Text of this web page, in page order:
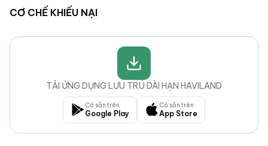
CƠ CHẾ KHIẾU NẠI
TẢI ỨNG DỤNG LƯU TRÚ DÀI HẠN HAVILAND
Có sẵn trên
Google Play
Có sẵn trên
App Store